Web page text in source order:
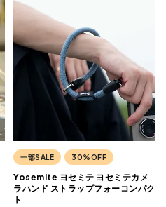
一部SALE 30%OFF
Yosemite ヨセミテ ヨセミテカメ
ラハンド ストラップフォーコンパク
ト